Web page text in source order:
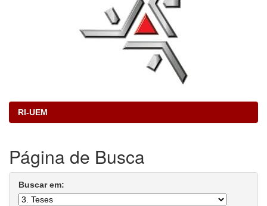
RI-UEM
Página de Busca
Buscar em: